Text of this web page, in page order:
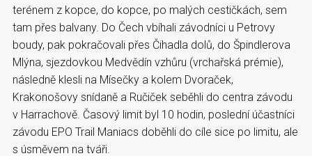
terénem z kopce, do kopce, po malých cestičkách, sem
tam přes balvany. Do Čech vbíhali závodníci u Petrovy
boudy, pak pokračovali přes Čihadla dolů, do Špindlerova
Mlýna, sjezdovkou Medvědín vzhůru (vrchařská prémie),
následně klesli na Mísečky a kolem Dvoraček,
Krakonošovy snídaně a Ručiček seběhli do centra závodu
v Harrachově. Časový limit byl 10 hodin, poslední účastníci
závodu EPO Trail Maniacs doběhli do cíle sice po limitu, ale
s úsměvem na tváři.